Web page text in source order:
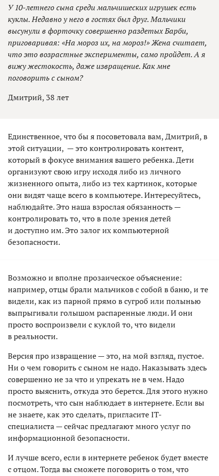
У 10-летнего сына среди мальчишеских игрушек есть
куклы. Недавно у него в гостях был друг. Мальчики
высунули в форточку совершенно раздетых Барби,
приговаривая: «На мороз их, на мороз!» Жена считает,
что это возрастные эксперименты, само пройдет. А я
вижу жестокость, даже извращение. Как мне
поговорить с сыном?
Дмитрий, 38 лет
Единственное, что бы я посоветовала вам, Дмитрий, в
этой ситуации, — это контролировать контент,
который в фокусе внимания вашего ребенка. Дети
организуют свою игру исходя либо из личного
жизненного опыта, либо из тех картинок, которые
они видят чаще всего в компьютере. Интересуйтесь,
наблюдайте. Это наша взрослая обязанность —
контролировать то, что в поле зрения детей
и доступно им. Это залог их компьютерной
безопасности.
Возможно и вполне прозаическое объяснение:
например, отцы брали мальчиков с собой в баню, и те
видели, как из парной прямо в сугроб или полынью
выпрыгивали голышом распаренные люди. И они
просто воспроизвели с куклой то, что видели
в реальности.
Версия про извращение — это, на мой взгляд, пустое.
Ни о чем говорить с сыном не надо. Наказывать здесь
совершенно не за что и упрекать не в чем. Надо
просто выяснить, откуда это берется. Для этого нужно
посмотреть, что сын наблюдает в интернете. Если вы
не знаете, как это сделать, пригласите IT-
специалиста — сейчас предлагают много услуг по
информационной безопасности.
И лучше всего, если в интернете ребенок будет вместе
с отцом. Тогда вы сможете поговорить о том, что